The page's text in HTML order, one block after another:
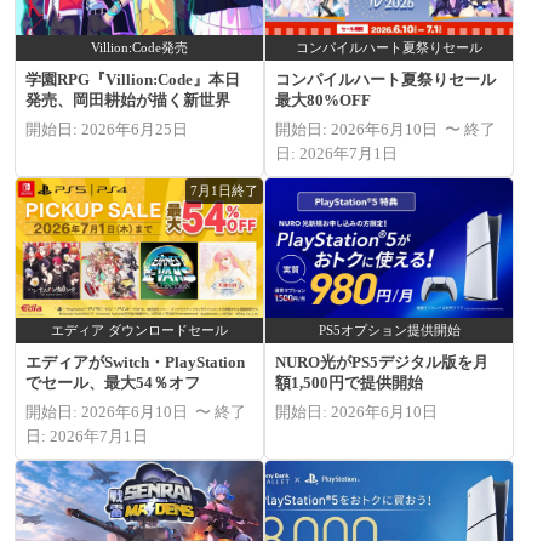
Villion:Code発売
学園RPG『Villion:Code』本日
発売、岡田耕始が描く新世界
開始日: 2026年6月25日
コンパイルハート夏祭りセール
コンパイルハート夏祭りセール
最大80%OFF
開始日: 2026年6月10日 〜 終了
日: 2026年7月1日
7月1日終了
エディア ダウンロードセール
エディアがSwitch・PlayStation
でセール、最大54％オフ
開始日: 2026年6月10日 〜 終了
日: 2026年7月1日
PS5オプション提供開始
NURO光がPS5デジタル版を月
額1,500円で提供開始
開始日: 2026年6月10日